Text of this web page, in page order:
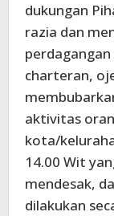
dukungan
razia dan
charteran,
aktivitas
kota/
14.00 Wit
mendesak,
dilakukan